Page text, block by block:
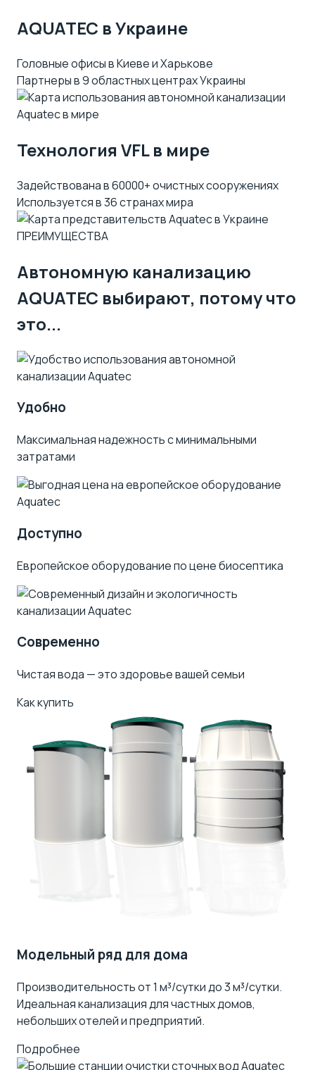
AQUATEC в Украине
Головные офисы в Киеве и Харькове
Партнеры в 9 областных центрах Украины
Технология VFL в мире
Задействована в 60000+ очистных сооружениях
Используется в 36 странах мира
ПРЕИМУЩЕСТВА
Автономную канализацию
AQUATEC выбирают, потому что
это...
Удобно
Максимальная надежность с минимальными
затратами
Доступно
Европейское оборудование по цене биосептика
Современно
Чистая вода — это здоровье вашей семьи
Как купить
Модельный ряд для дома
Производительность от 1 м³/сутки до 3 м³/сутки.
Идеальная канализация для частных домов,
небольших отелей и предприятий.
Подробнее